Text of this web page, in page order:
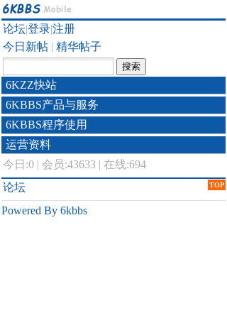
论坛|登录|注册
今日新帖 | 精华帖子
6KZZ快站
6KBBS产品与服务
6KBBS程序使用
运营资料
今日:0 | 会员:43633 | 在线:694
TOP
论坛
Powered By 6kbbs